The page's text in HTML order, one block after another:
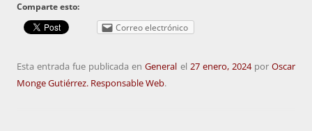
Comparte esto:
Correo electrónico
Esta entrada fue publicada enGeneral el 27 enero, 2024porOscar
Monge Gutiérrez. Responsable Web.